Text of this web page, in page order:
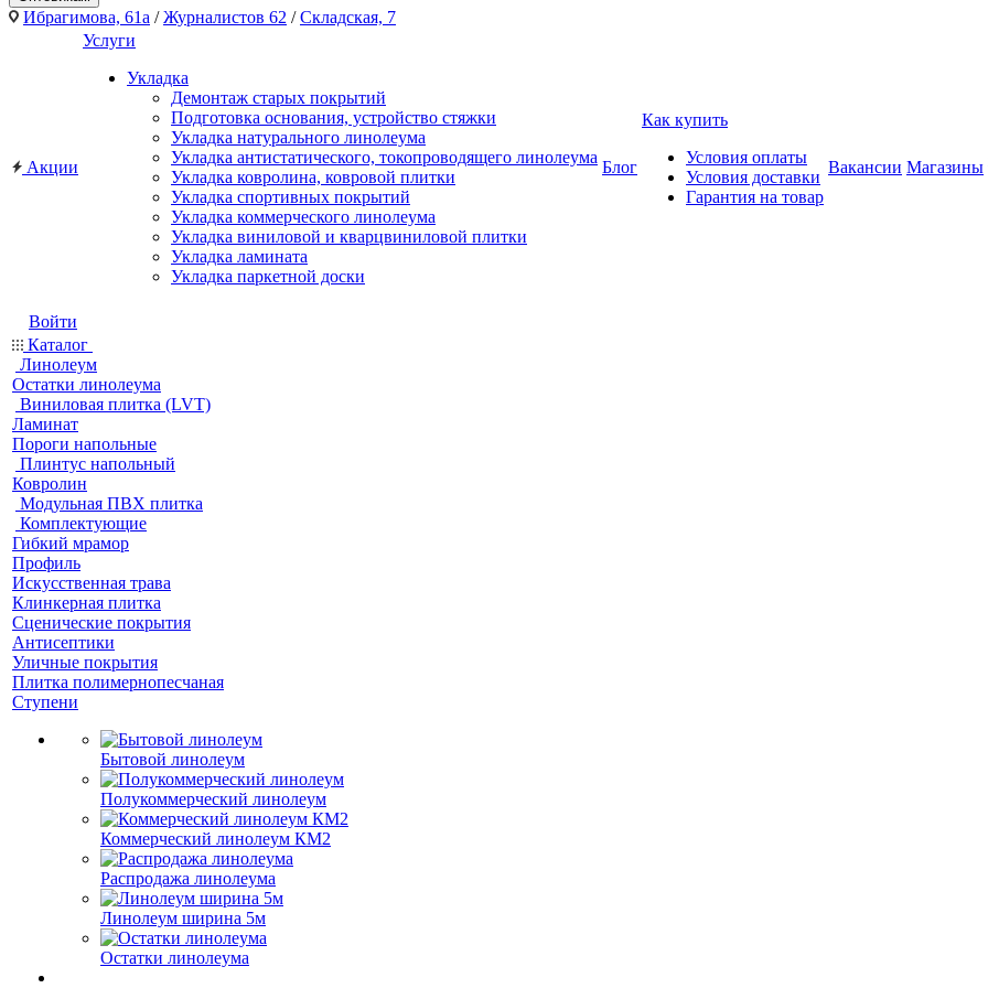
Ибрагимова, 61а /Журналистов 62 /Складская, 7
Акции
Услуги
Укладка
Демонтаж старых покрытий
Подготовка основания, устройство стяжки
Укладка натурального линолеума
Укладка антистатического, токопроводящего линолеума
Укладка ковролина, ковровой плитки
Укладка спортивных покрытий
Укладка коммерческого линолеума
Укладка виниловой и кварцвиниловой плитки
Укладка ламината
Укладка паркетной доски
Блог
Как купить
Условия оплаты
Условия доставки
Гарантия на товар
Вакансии Магазины
Войти
Каталог
Линолеум
Остатки линолеума
Виниловая плитка (LVT)
Ламинат
Пороги напольные
Плинтус напольный
Ковролин
Модульная ПВХ плитка
Комплектующие
Гибкий мрамор
Профиль
Искусственная трава
Клинкерная плитка
Сценические покрытия
Антисептики
Уличные покрытия
Плитка полимернопесчаная
Ступени
Бытовой линолеум
Полукоммерческий линолеум
Коммерческий линолеум КМ2
Распродажа линолеума
Линолеум ширина 5м
Остатки линолеума